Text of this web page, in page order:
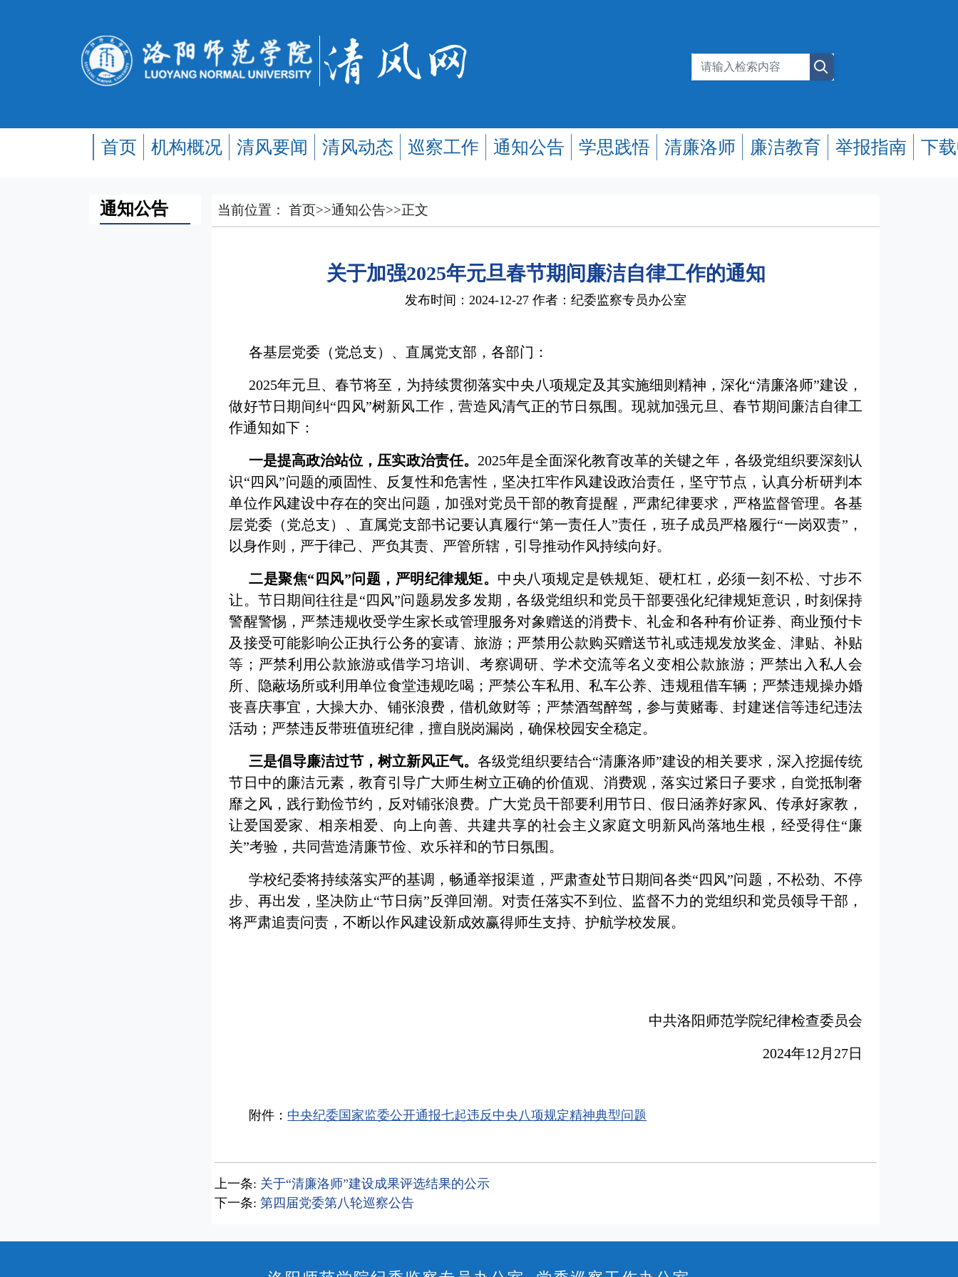
首页 机构概况 清风要闻 清风动态 巡察工作 通知公告 学思践悟 清廉洛师 廉洁教育 举报指南 下
通知公告 当前位置：首页>>通知公告>>正文
关于加强2025年元旦春节期间廉洁自律工作的通知
发布时间：2024-12-27 作者：纪委监察专员办公室
各基层党委（党总支）、直属党支部，各部门：
2025年元旦、春节将至，为持续贯彻落实中央八项规定及其实施细则精神，深化“清廉洛师”建设，
做好节日期间纠“四风”树新风工作，营造风清气正的节日氛围。现就加强元旦、春节期间廉洁自律工
作通知如下：
一是提高政治站位，压实政治责任。 2025年是全面深化教育改革的关键之年，各级党组织要深刻认
识“四风”问题的顽固性、反复性和危害性，坚决扛牢作风建设政治责任，坚守节点，认真分析研判本
单位作风建设中存在的突出问题，加强对党员干部的教育提醒，严肃纪律要求，严格监督管理。各基
层党委（党总支）、直属党支部书记要认真履行“第一责任人”责任，班子成员严格履行“一岗双责”，
以身作则，严于律己、严负其责、严管所辖，引导推动作风持续向好。
二是聚焦“四风”问题，严明纪律规矩。 中央八项规定是铁规矩、硬杠杠，必须一刻不松、寸步不
让。节日期间往往是“四风”问题易发多发期，各级党组织和党员干部要强化纪律规矩意识，时刻保持
警醒警惕，严禁违规收受学生家长或管理服务对象赠送的消费卡、礼金和各种有价证券、商业预付卡
及接受可能影响公正执行公务的宴请、旅游；严禁用公款购买赠送节礼或违规发放奖金、津贴、补贴
等；严禁利用公款旅游或借学习培训、考察调研、学术交流等名义变相公款旅游；严禁出入私人会
所、隐蔽场所或利用单位食堂违规吃喝；严禁公车私用、私车公养、违规租借车辆；严禁违规操办婚
丧喜庆事宜，大操大办、铺张浪费，借机敛财等；严禁酒驾醉驾，参与黄赌毒、封建迷信等违纪违法
活动；严禁违反带班值班纪律，擅自脱岗漏岗，确保校园安全稳定。
三是倡导廉洁过节，树立新风正气。各级党组织要结合“清廉洛师”建设的相关要求，深入挖掘传统
节日中的廉洁元素，教育引导广大师生树立正确的价值观、消费观，落实过紧日子要求，自觉抵制奢
靡之风，践行勤俭节约，反对铺张浪费。广大党员干部要利用节日、假日涵养好家风、传承好家教，
让爱国爱家、相亲相爱、向上向善、共建共享的社会主义家庭文明新风尚落地生根，经受得住“廉
关”考验，共同营造清廉节俭、欢乐祥和的节日氛围。
学校纪委将持续落实严的基调，畅通举报渠道，严肃查处节日期间各类“四风”问题，不松劲、不停
步、再出发，坚决防止“节日病”反弹回潮。对责任落实不到位、监督不力的党组织和党员领导干部，
将严肃追责问责，不断以作风建设新成效赢得师生支持、护航学校发展。
中共洛阳师范学院纪律检查委员会
2024年12月27日
附件： 中央纪委国家监委公开通报七起违反中央八项规定精神典型问题
上一条: 关于“清廉洛师”建设成果评选结果的公示
下一条:第四届党委第八轮巡察公告